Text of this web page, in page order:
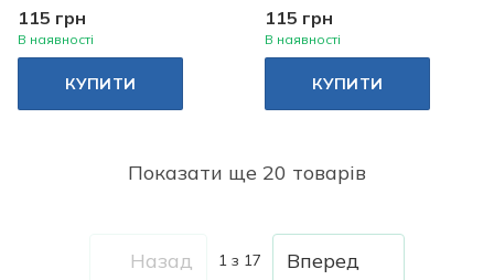
115 грн
В наявності
КУПИТИ
115 грн
В наявності
КУПИТИ
Показати ще 20 товарів
Назад 1 з 17 Вперед